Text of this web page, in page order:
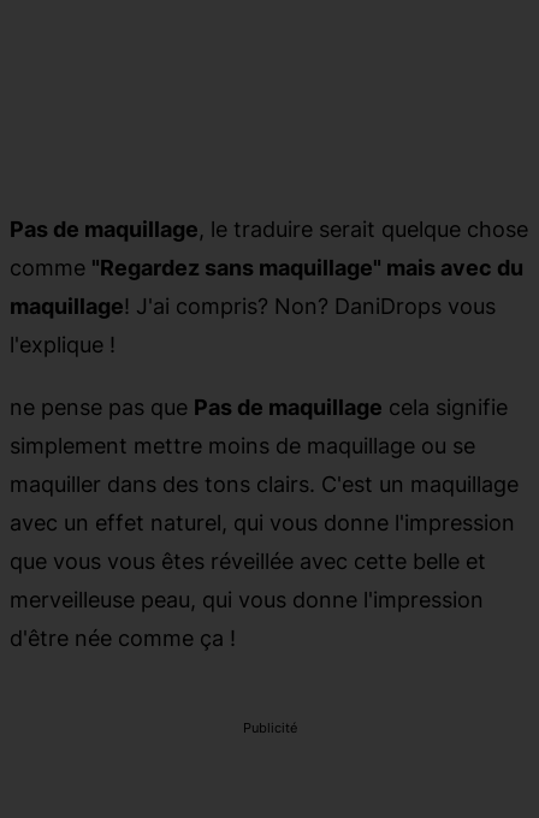
Pas de maquillage, le traduire serait quelque chose
comme "Regardez sans maquillage" mais avec du
maquillage! J'ai compris? Non? DaniDrops vous
l'explique !
ne pense pas que Pas de maquillage cela signifie
simplement mettre moins de maquillage ou se
maquiller dans des tons clairs. C'est un maquillage
avec un effet naturel, qui vous donne l'impression
que vous vous êtes réveillée avec cette belle et
merveilleuse peau, qui vous donne l'impression
d'être née comme ça !
Publicité